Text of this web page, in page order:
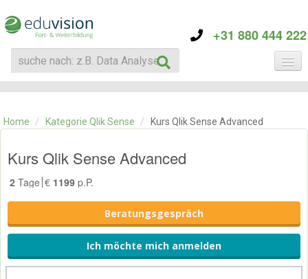
+31 880 444 222
KATEGORIE
ÜBER EDUVISION
Home / Kategorie Qlik Sense / Kurs Qlik Sense Advanced
Kurs Qlik Sense Advanced
2 Tage € 1199 p.P.
Beratungsgespräch
Ich möchte mich anmelden